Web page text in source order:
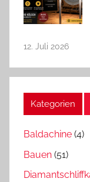
12. Juli 2026
Kategorien
Baldachine (4)
Bauen (51)